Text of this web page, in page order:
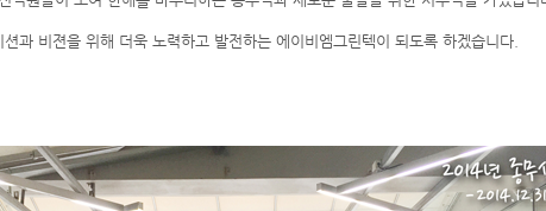
과 비젼을 위해 더욱 노력하고 발전하는 에이비엠그린텍이 되도록 하겠습니다.